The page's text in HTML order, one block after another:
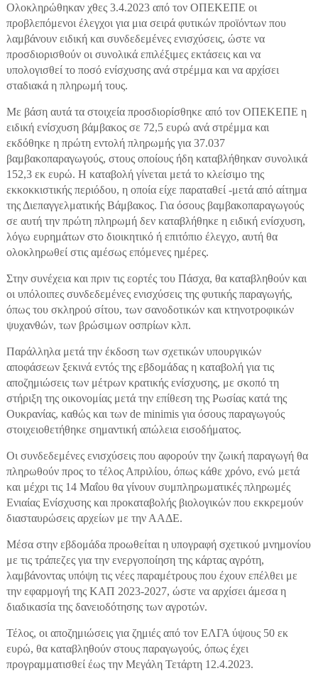
Ολοκληρώθηκαν χθες 3.4.2023 από τον ΟΠΕΚΕΠΕ οι
προβλεπόμενοι έλεγχοι για μια σειρά φυτικών προϊόντων που
λαμβάνουν ειδική και συνδεδεμένες ενισχύσεις, ώστε να
προσδιορισθούν οι συνολικά επιλέξιμες εκτάσεις και να
υπολογισθεί το ποσό ενίσχυσης ανά στρέμμα και να αρχίσει
σταδιακά η πληρωμή τους.
Με βάση αυτά τα στοιχεία προσδιορίσθηκε από τον ΟΠΕΚΕΠΕ η
ειδική ενίσχυση βάμβακος σε 72,5 ευρώ ανά στρέμμα και
εκδόθηκε η πρώτη εντολή πληρωμής για 37.037
βαμβακοπαραγωγούς, στους οποίους ήδη καταβλήθηκαν συνολικά
152,3 εκ ευρώ. Η καταβολή γίνεται μετά το κλείσιμο της
εκκοκκιστικής περιόδου, η οποία είχε παραταθεί -μετά από αίτημα
της Διεπαγγελματικής Βάμβακος. Για όσους βαμβακοπαραγωγούς
σε αυτή την πρώτη πληρωμή δεν καταβλήθηκε η ειδική ενίσχυση,
λόγω ευρημάτων στο διοικητικό ή επιτόπιο έλεγχο, αυτή θα
ολοκληρωθεί στις αμέσως επόμενες ημέρες.
Στην συνέχεια και πριν τις εορτές του Πάσχα, θα καταβληθούν και
οι υπόλοιπες συνδεδεμένες ενισχύσεις της φυτικής παραγωγής,
όπως του σκληρού σίτου, των σανοδοτικών και κτηνοτροφικών
ψυχανθών, των βρώσιμων οσπρίων κλπ.
Παράλληλα μετά την έκδοση των σχετικών υπουργικών
αποφάσεων ξεκινά εντός της εβδομάδας η καταβολή για τις
αποζημιώσεις των μέτρων κρατικής ενίσχυσης, με σκοπό τη
στήριξη της οικονομίας μετά την επίθεση της Ρωσίας κατά της
Ουκρανίας, καθώς και των de minimis για όσους παραγωγούς
στοιχειοθετήθηκε σημαντική απώλεια εισοδήματος.
Οι συνδεδεμένες ενισχύσεις που αφορούν την ζωική παραγωγή θα
πληρωθούν προς το τέλος Απριλίου, όπως κάθε χρόνο, ενώ μετά
και μέχρι τις 14 Μαΐου θα γίνουν συμπληρωματικές πληρωμές
Ενιαίας Ενίσχυσης και προκαταβολής βιολογικών που εκκρεμούν
διασταυρώσεις αρχείων με την ΑΑΔΕ.
Μέσα στην εβδομάδα προωθείται η υπογραφή σχετικού μνημονίου
με τις τράπεζες για την ενεργοποίηση της κάρτας αγρότη,
λαμβάνοντας υπόψη τις νέες παραμέτρους που έχουν επέλθει με
την εφαρμογή της ΚΑΠ 2023-2027, ώστε να αρχίσει άμεσα η
διαδικασία της δανειοδότησης των αγροτών.
Τέλος, οι αποζημιώσεις για ζημιές από τον ΕΛΓΑ ύψους 50 εκ
ευρώ, θα καταβληθούν στους παραγωγούς, όπως έχει
προγραμματισθεί έως την Μεγάλη Τετάρτη 12.4.2023.